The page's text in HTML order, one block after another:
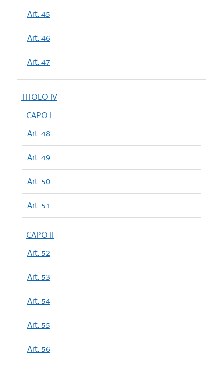
Art. 45
Art. 46
Art. 47
TITOLO IV
CAPO I
Art. 48
Art. 49
Art. 50
Art. 51
CAPO II
Art. 52
Art. 53
Art. 54
Art. 55
Art. 56